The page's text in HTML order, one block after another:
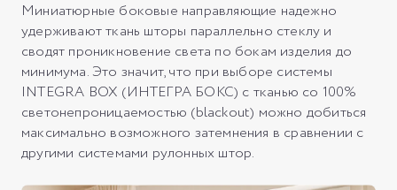
Миниатюрные боковые направляющие надежно
удерживают ткань шторы параллельно стеклу и
сводят проникновение света по бокам изделия до
минимума. Это значит, что при выборе системы
INTEGRA BOX (ИНТЕГРА БОКС) с тканью со 100%
светонепроницаемостью (blackout) можно добиться
максимально возможного затемнения в сравнении с
другими системами рулонных штор.